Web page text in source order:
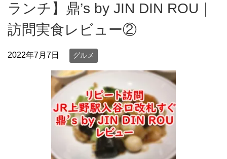
ランチ】鼎’s by JIN DIN ROU｜
訪問実食レビュー②
2022年7月7日 グルメ